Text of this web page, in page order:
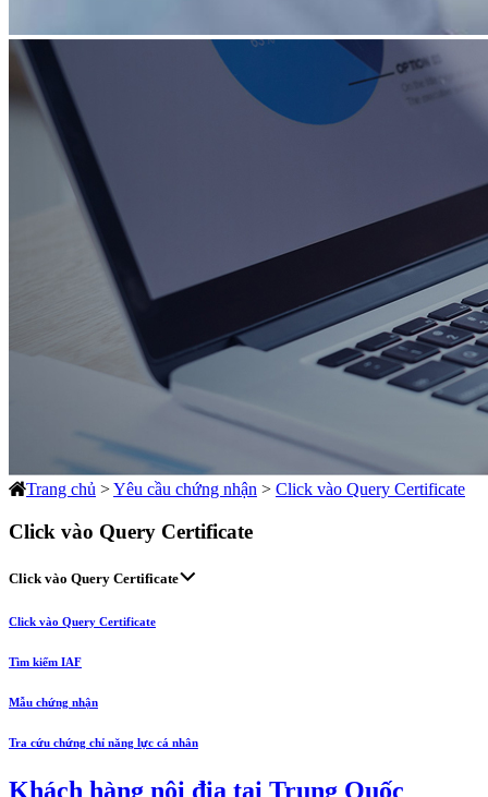
Trang chủ >Yêu cầu chứng nhận > Click vào Query Certificate
Click vào Query Certificate
Click vào Query Certificate
Click vào Query Certificate
Tìm kiếm IAF
Mẫu chứng nhận
Tra cứu chứng chỉ năng lực cá nhân
Khách hàng nội địa tại Trung Quốc